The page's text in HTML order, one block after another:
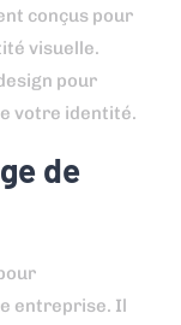
conçus pour
visuelle.
pour
votre identité.
de
entreprise. Il